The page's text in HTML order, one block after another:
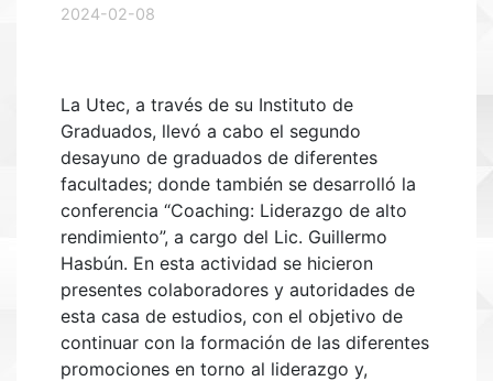
2024-02-08
La Utec, a través de su Instituto de
Graduados, llevó a cabo el segundo
desayuno de graduados de diferentes
facultades; donde también se desarrolló la
conferencia “Coaching: Liderazgo de alto
rendimiento”, a cargo del Lic. Guillermo
Hasbún. En esta actividad se hicieron
presentes colaboradores y autoridades de
esta casa de estudios, con el objetivo de
continuar con la formación de las diferentes
promociones en torno al liderazgo y,